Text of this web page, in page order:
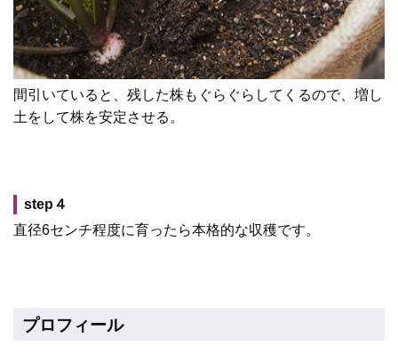
間引いていると、残した株もぐらぐらしてくるので、増し
土をして株を安定させる。
step４
直径6センチ程度に育ったら本格的な収穫です。
プロフィール